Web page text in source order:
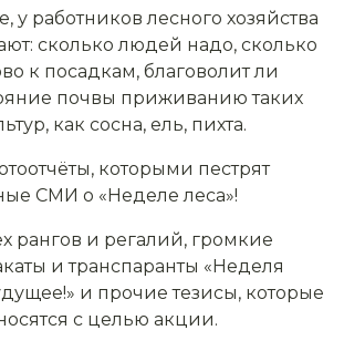
у работников лесного хозяйства
сколько людей надо, сколько
к посадкам, благоволит ли
почвы приживанию таких
как сосна, ель, пихта.
которыми пестрят
СМИ о «Неделе леса»!
рангов и регалий, громкие
и транспаранты «Неделя
и прочие тезисы, которые
с целью акции.